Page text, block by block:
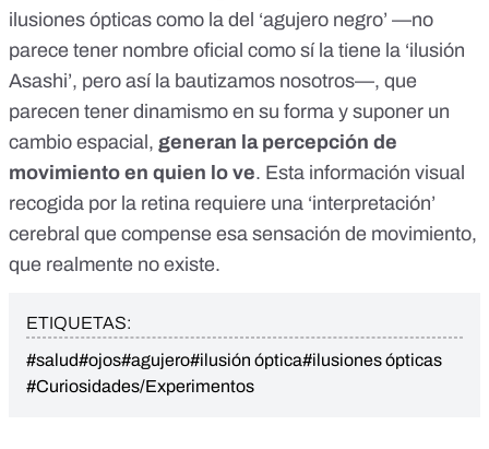
ilusiones ópticas como la del ‘agujero negro’ —no
parece tener nombre oficial como sí la tiene la ‘ilusión
Asashi’, pero así la bautizamos nosotros—, que
parecen tener dinamismo en su forma y suponer un
cambio espacial, generan la percepción de
movimiento en quien lo ve. Esta información visual
recogida por la retina requiere una ‘interpretación’
cerebral que compense esa sensación de movimiento,
que realmente no existe.
ETIQUETAS:
#salud#ojos#agujero#ilusión óptica#ilusiones ópticas
#Curiosidades/Experimentos